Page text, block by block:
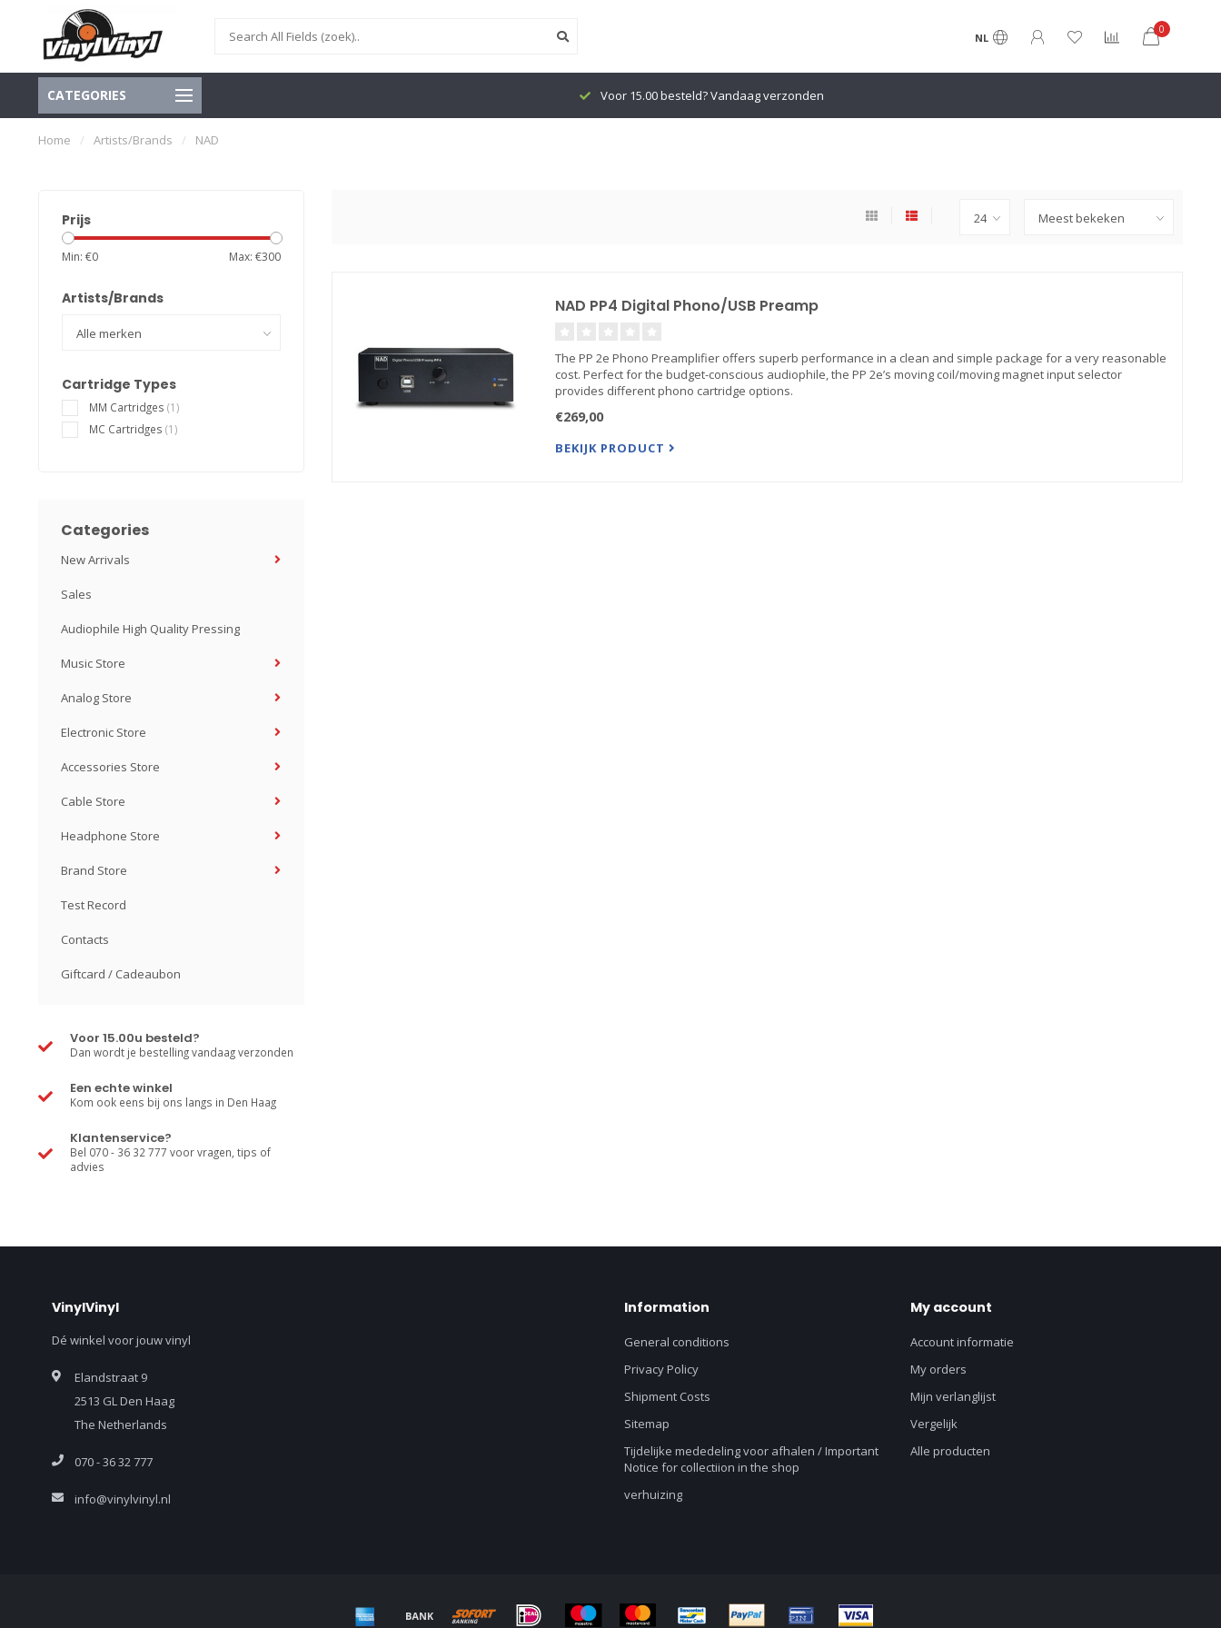
NL
0
CATEGORIES Voor 15.00 besteld? Vandaag verzonden
Home / Artists/Brands / NAD
Prijs
Min: €0 Max: €300
Artists/Brands
Cartridge Types
MM Cartridges (1)
MC Cartridges (1)
Categories
New Arrivals
Sales
Audiophile High Quality Pressing
Music Store
Analog Store
Electronic Store
Accessories Store
Cable Store
Headphone Store
Brand Store
Test Record
Contacts
Giftcard / Cadeaubon
Voor 15.00u besteld?
Dan wordt je bestelling vandaag verzonden
Een echte winkel
Kom ook eens bij ons langs in Den Haag
Klantenservice?
Bel 070 - 36 32 777 voor vragen, tips of
advies
NAD PP4 Digital Phono/USB Preamp
The PP 2e Phono Preamplifier offers superb performance in a clean and simple package for a very reasonable
cost. Perfect for the budget-conscious audiophile, the PP 2e’s moving coil/moving magnet input selector
provides different phono cartridge options.
€269,00
BEKIJK PRODUCT
VinylVinyl
Dé winkel voor jouw vinyl
Elandstraat 9
2513 GL Den Haag
The Netherlands
070 - 36 32 777
info@vinylvinyl.nl
Information
General conditions
Privacy Policy
Shipment Costs
Sitemap
Tijdelijke mededeling voor afhalen / Important
Notice for collectiion in the shop
verhuizing
My account
Account informatie
My orders
Mijn verlanglijst
Vergelijk
Alle producten